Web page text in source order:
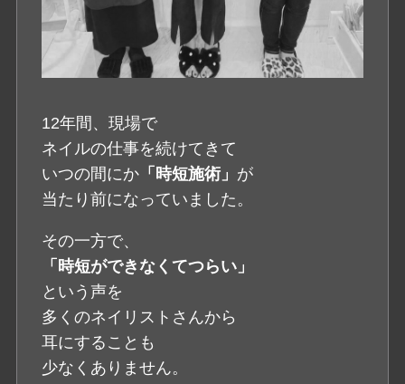
12年間、現場で
ネイルの仕事を続けてきて
いつの間にか「時短施術」 が
当たり前になっていました。
その一方で、
「時短ができなくてつらい」
という声を
多くのネイリストさんから
耳にすることも
少なくありません。